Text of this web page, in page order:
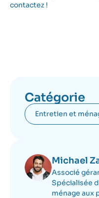
contactez !
Catégorie
Entretien et
Michael
Associé
Spécialisée
ménage aux